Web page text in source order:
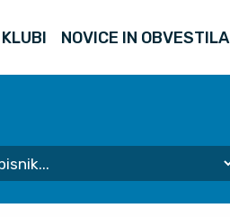
KLUBI NOVICE IN OBVESTILA